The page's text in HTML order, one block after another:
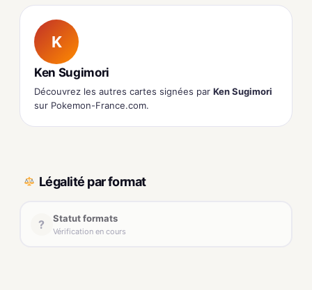
K
Ken Sugimori
Découvrez les autres cartes signées par Ken Sugimori
sur Pokemon-France.com.
Légalité par format
? Statut formats
Vérification en cours